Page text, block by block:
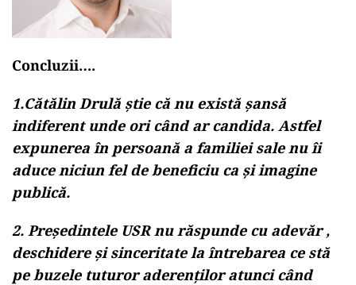
Concluzii….
1.Cătălin Drulă știe că nu există șansă
indiferent unde ori când ar candida. Astfel
expunerea în persoană a familiei sale nu îi
aduce niciun fel de beneficiu ca și imagine
publică.
2. Președintele USR nu răspunde cu adevăr ,
deschidere și sinceritate la întrebarea ce stă
pe buzele tuturor aderenților atunci când